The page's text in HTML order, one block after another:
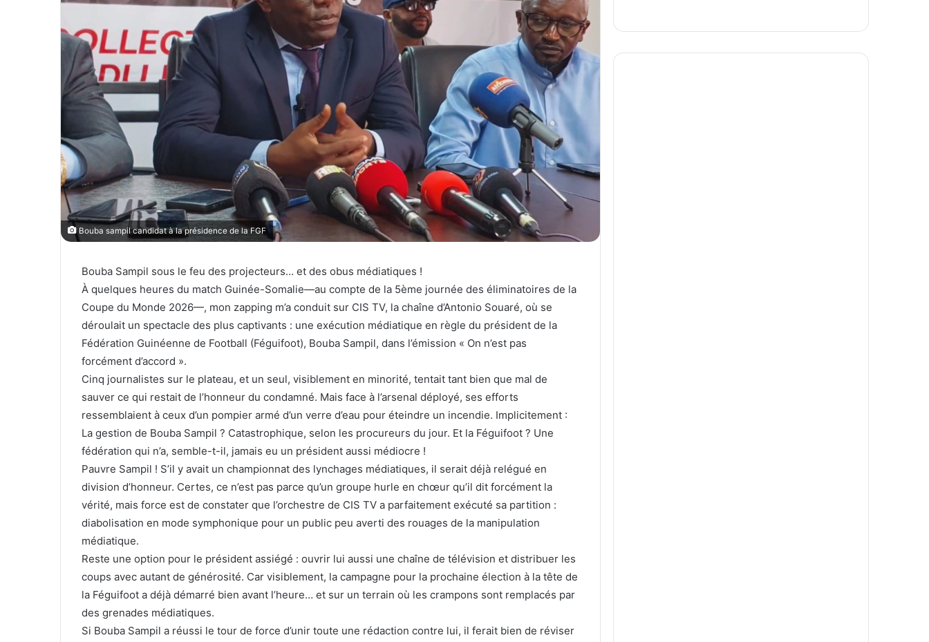
i
t
t
u
r
l
Bouba sampil candidat à la présidence de la FGF
Bouba Sampil sous le feu des projecteurs… et des obus médiatiques !
À quelques heures du match Guinée-Somalie—au compte de la 5ème journée des éliminatoires de la
Coupe du Monde 2026—, mon zapping m’a conduit sur CIS TV, la chaîne d’Antonio Souaré, où se
déroulait un spectacle des plus captivants : une exécution médiatique en règle du président de la
Fédération Guinéenne de Football (Féguifoot), Bouba Sampil, dans l’émission « On n’est pas
forcément d’accord ».
Cinq journalistes sur le plateau, et un seul, visiblement en minorité, tentait tant bien que mal de
sauver ce qui restait de l’honneur du condamné. Mais face à l’arsenal déployé, ses efforts
ressemblaient à ceux d’un pompier armé d’un verre d’eau pour éteindre un incendie. Implicitement :
La gestion de Bouba Sampil ? Catastrophique, selon les procureurs du jour. Et la Féguifoot ? Une
fédération qui n’a, semble-t-il, jamais eu un président aussi médiocre !
Pauvre Sampil ! S’il y avait un championnat des lynchages médiatiques, il serait déjà relégué en
division d’honneur. Certes, ce n’est pas parce qu’un groupe hurle en chœur qu’il dit forcément la
vérité, mais force est de constater que l’orchestre de CIS TV a parfaitement exécuté sa partition :
diabolisation en mode symphonique pour un public peu averti des rouages de la manipulation
médiatique.
Reste une option pour le président assiégé : ouvrir lui aussi une chaîne de télévision et distribuer les
coups avec autant de générosité. Car visiblement, la campagne pour la prochaine élection à la tête de
la Féguifoot a déjà démarré bien avant l’heure… et sur un terrain où les crampons sont remplacés par
des grenades médiatiques.
Si Bouba Sampil a réussi le tour de force d’unir toute une rédaction contre lui, il ferait bien de réviser